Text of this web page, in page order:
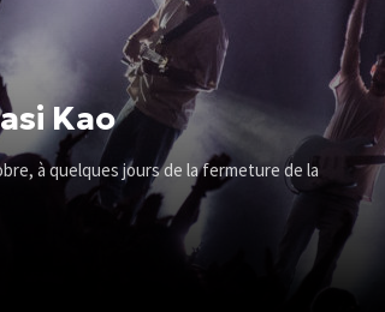
Kao
à quelques jours de la fermeture de la